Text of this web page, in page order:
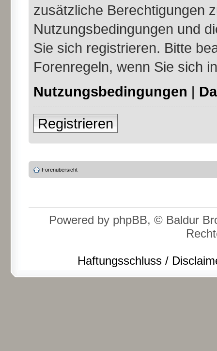
zusätzliche Berechtigungen
Nutzungsbedingungen und
Sie sich registrieren. Bitte
Forenregeln, wenn Sie sich
Nutzungsbedingungen |
Registrieren
Forenübersicht
Powered by phpBB, © Baldur
Haftungsschluss /